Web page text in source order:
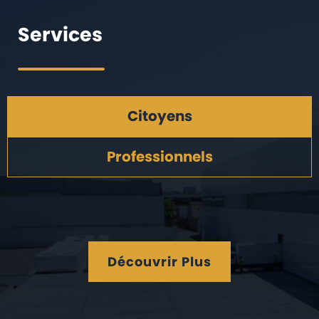
Services
Citoyens
Professionnels
Découvrir Plus